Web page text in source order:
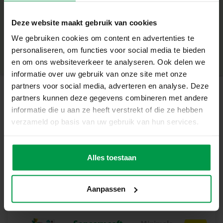
Deze website maakt gebruik van cookies
We gebruiken cookies om content en advertenties te
personaliseren, om functies voor social media te bieden
en om ons websiteverkeer te analyseren. Ook delen we
informatie over uw gebruik van onze site met onze
partners voor social media, adverteren en analyse. Deze
partners kunnen deze gegevens combineren met andere
informatie die u aan ze heeft verstrekt of die ze hebben
verzameld op basis van uw gebruik van hun services.
Alles toestaan
Aanpassen
• Foam figuren plakken aan natte oppervlakken en
drijven op water
• Stimuleert creatief spel en fantasierijke verhalen
• Zacht, lichtgewicht en veilig voor kleine handjes
• Perfect voor kinderen vanaf 12 maanden
Waarom Dit Perfect Voor Jou Is
Het Eenhoorn Bad Eiland is ideaal voor ouders die badtijd
willen omtoveren tot een rustgevend én creatief moment.
De set stimuleert de fijne motoriek en verbeeldingskracht
Een veilige, leuke manier om quality time in bad te
Inhoud van de Verpakking
• 1 drijvend bad eiland
Waarom Kiezen voor SES Creative?
SES Creative ontwikkelt speelgoed dat inspireert en veilig
Productnummer|
13253
Deel dit product
Gerelateerde producten
Duo vormen
puzzels
Minimale